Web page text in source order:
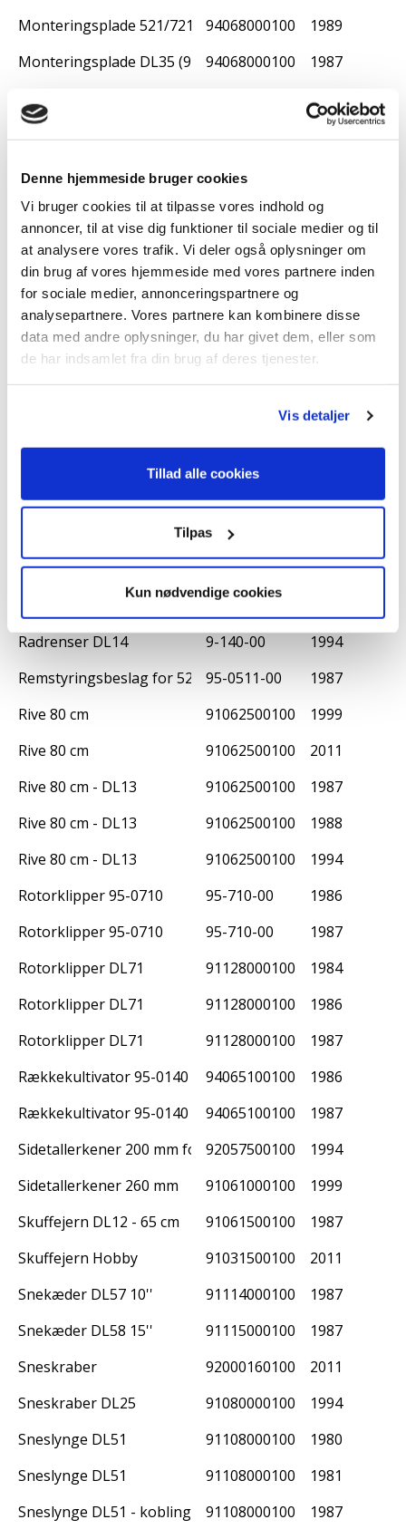
Denne hjemmeside bruger cookies
Vi bruger cookies til at tilpasse vores indhold og
annoncer, til at vise dig funktioner til sociale medier og til
at analysere vores trafik. Vi deler også oplysninger om
din brug af vores hjemmeside med vores partnere inden
for sociale medier, annonceringspartnere og
analysepartnere. Vores partnere kan kombinere disse
data med andre oplysninger, du har givet dem, eller som
de har indsamlet fra din brug af deres tjenester.
Vis detaljer
Tillad alle cookies
Tilpas
Kun nødvendige cookies
Monteringsplade 521/721/821 (95-0350)
Monteringsplade DL35 (95-0350)
Monteringsplade VM550
Nedgearing 99-421
Nedgearing DL42
Nedgearing DL42
Nedgearing TD / Futura (9-420-1)
Plov 6''
Plov 6'' - DL36
Plænelufter
Plænelufter DL72
Radrenser DL14
Remstyringsbeslag for 521/721 - 95-0511
Rive 80 cm
Rive 80 cm
Rive 80 cm - DL13
Rive 80 cm - DL13
Rive 80 cm - DL13
Rotorklipper 95-0710
Rotorklipper 95-0710
Rotorklipper DL71
Rotorklipper DL71
Rotorklipper DL71
Rækkekultivator 95-0140
Rækkekultivator 95-0140
Sidetallerkener 200 mm for TV
Sidetallerkener 260 mm
Skuffejern DL12 - 65 cm
Skuffejern Hobby
Snekæder DL57 10''
Snekæder DL58 15''
Sneskraber
Sneskraber DL25
Sneslynge DL51
Sneslynge DL51
Sneslynge DL51 - kobling 9-510-115
94068000100
94068000100
91091300100
99-421-00
DL42
DL42
91099500100
91093000100
91093000100
91087200100
91051500100
91051550100
91131000100
DL54
9-140-00
95-0511-00
91062500100
91062500100
91062500100
91062500100
91062500100
95-710-00
95-710-00
91128000100
91128000100
91128000100
94065100100
94065100100
92057500100
91061000100
91061500100
91031500100
91114000100
91115000100
92000160100
91080000100
91108000100
91108000100
91108000100
1989
1987
1987/1
1987
1979
1987
1992
1999
1994
1999
2003
1994
1994
1987
1999
2011
1987
1988
1994
1986
1987
1984
1986
1987
1986
1987
1994
1999
1987
2011
1987
1987
2011
1994
1980
1981
1987